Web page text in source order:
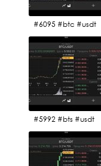
#6095 #btc #usdt
#5992 #bts #usdt